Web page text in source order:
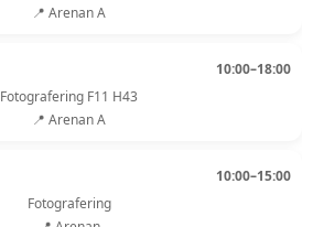
📍 Arenan A
10:00–18:00
Fotografering F11 H43
📍 Arenan A
10:00–15:00
Fotografering